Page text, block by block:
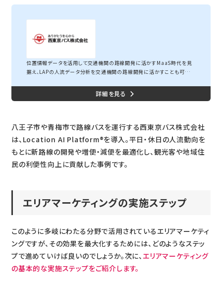
西東京バス株式会社
位置情報データを活用して交通機関の路線開発に活かすMaaS時代を見
据え、LAPの人流データ分析を交通機関の路線開発に活かすことも可能に
よる旅客運送業を行っている西東京バス株式会社(本社:東京都八王子市)
が、位置情報ビッグデータ解析エンジン「Location Engine™」とその機能
の減少を危惧し、「新しい事業の柱」を作...
八王子市や青梅市で路線バスを運行する西東京バス株式会社
は、Location AI Platform®を導入。平日・休日の人流動向を
もとに新路線の開発や増便・減便を最適化し、観光客や地域住
民の利便性向上に貢献した事例です。
エリアマーケティングの実施ステップ
このように多岐にわたる分野で活用されているエリアマーケティ
ングですが、その効果を最大化するためには、どのようなステッ
プで進めていけば良いのでしょうか。次に、 エリアマーケティング
の基本的な実施ステップをご紹介します。